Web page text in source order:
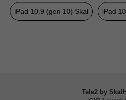
Material
iPad 10.9 (gen 10) Skal iPad
Tele2 by